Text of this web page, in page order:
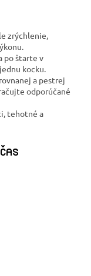
zrýchlenie,
po štarte v
kocku.
a pestrej
odporúčané
tehotné a